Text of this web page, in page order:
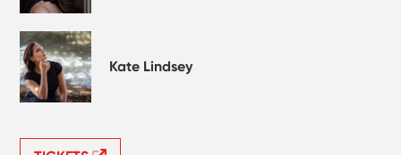
Kate Lindsey